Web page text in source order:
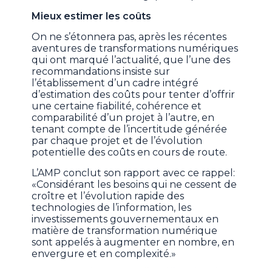
Mieux estimer les coûts
On ne s’étonnera pas, après les récentes
aventures de transformations numériques
qui ont marqué l’actualité, que l’une des
recommandations insiste sur
l’établissement d’un cadre intégré
d’estimation des coûts pour tenter d’offrir
une certaine fiabilité, cohérence et
comparabilité d’un projet à l’autre, en
tenant compte de l’incertitude générée
par chaque projet et de l’évolution
potentielle des coûts en cours de route.
L’AMP conclut son rapport avec ce rappel:
«Considérant les besoins qui ne cessent de
croître et l’évolution rapide des
technologies de l’information, les
investissements gouvernementaux en
matière de transformation numérique
sont appelés à augmenter en nombre, en
envergure et en complexité.»